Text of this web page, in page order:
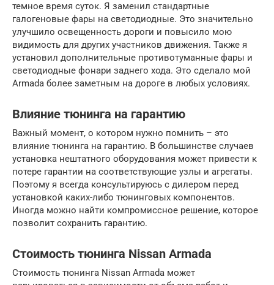
темное время суток. Я заменил стандартные
галогеновые фары на светодиодные. Это значительно
улучшило освещенность дороги и повысило мою
видимость для других участников движения. Также я
установил дополнительные противотуманные фары и
светодиодные фонари заднего хода. Это сделало мой
Armada более заметным на дороге в любых условиях.
Влияние тюнинга на гарантию
Важный момент, о котором нужно помнить – это
влияние тюнинга на гарантию. В большинстве случаев
установка нештатного оборудования может привести к
потере гарантии на соответствующие узлы и агрегаты.
Поэтому я всегда консультируюсь с дилером перед
установкой каких-либо тюнинговых компонентов.
Иногда можно найти компромиссное решение, которое
позволит сохранить гарантию.
Стоимость тюнинга Nissan Armada
Стоимость тюнинга Nissan Armada может